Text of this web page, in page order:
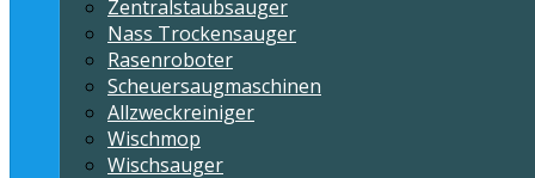
Zentralstaubsauger
Nass Trockensauger
Rasenroboter
Scheuersaugmaschinen
Allzweckreiniger
Wischmop
Wischsauger